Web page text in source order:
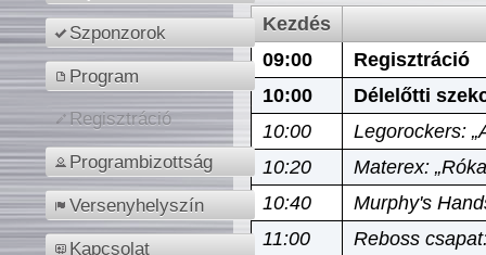
Szponzorok
Program
Regisztráció
Programbizottság
Versenyhelyszín
Kapcsolat
Kezdés
09:00
Regisztráció
10:00
Délelőtti
10:00
Legorockers:
10:20
Materex:
10:40
Murphy's
11:00
Reboss